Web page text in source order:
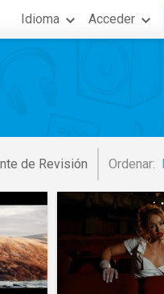
Idioma Acceder
de Revisión Ordenar: